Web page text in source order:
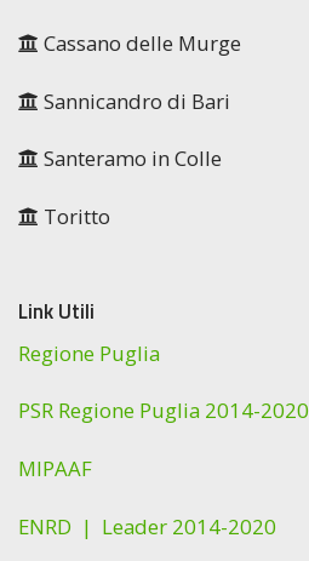
Cassano delle Murge
Sannicandro di Bari
Santeramo in Colle
Toritto
Link Utili
Regione Puglia
PSR Regione Puglia 2014-2020
MIPAAF
ENRD | Leader 2014-2020